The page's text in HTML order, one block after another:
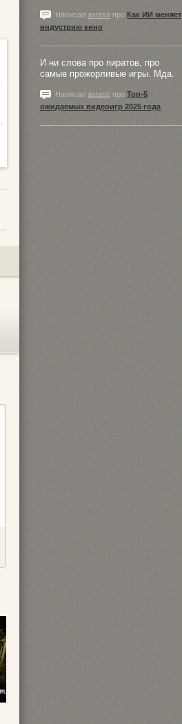
Написал astass про Как ИИ меняет
индустрию кино
И ни слова про пиратов, про
самые прожорливые игры. Мда.
Написал astass про Топ-5
ожидаемых видеоигр 2025 года